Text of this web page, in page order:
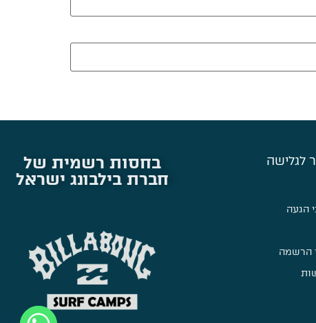
לגלישה
הגעה
הרשמה
בחסות רשמית של
חברת בילבונג ישראל